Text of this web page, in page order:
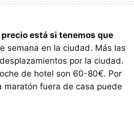
está si tenemos que
semana en la ciudad. Más las
por la ciudad.
de hotel son 60-80€. Por
maratón fuera de casa puede